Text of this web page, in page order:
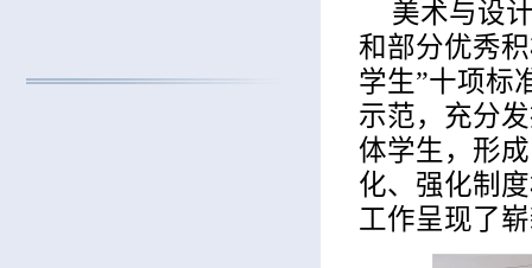
美术与设
和部分优秀
学生”十项标
示范，充分
体学生，形
化、强化制
工作呈现了